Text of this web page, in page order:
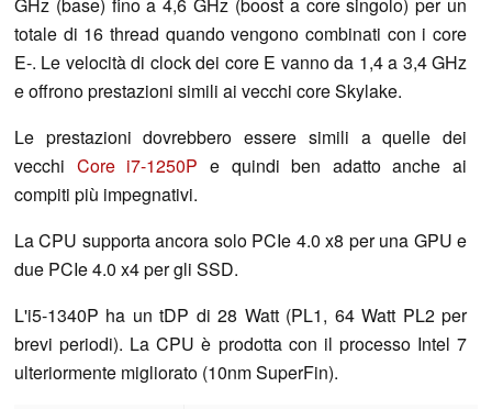
totale di 16 thread quando vengono combinati con i core
E-. Le velocità di clock dei core E vanno da 1,4 a 3,4 GHz
e offrono prestazioni simili ai vecchi core Skylake.
Le prestazioni dovrebbero essere simili a quelle dei
vecchi Core i7-1250P e quindi ben adatto anche ai
compiti più impegnativi.
La CPU supporta ancora solo PCIe 4.0 x8 per una GPU e
due PCIe 4.0 x4 per gli SSD.
L'i5-1340P ha un tDP di 28 Watt (PL1, 64 Watt PL2 per
brevi periodi). La CPU è prodotta con il processo Intel 7
ulteriormente migliorato (10nm SuperFin).